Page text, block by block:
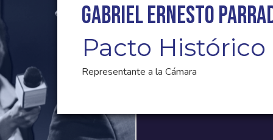
Gabriel Ernesto
Pacto Histórico
Representante a la Cámara